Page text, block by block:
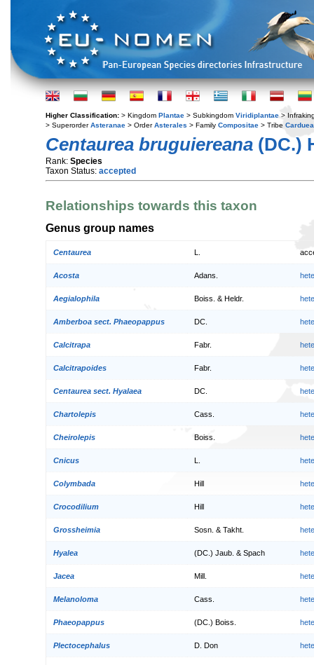
Higher Classification: > Kingdom Plantae > Subkingdom Viridiplantae >
> SuperorderAsteranae > OrderAsterales > Family Compositae > Tribe
Centaurea bruguiereana (DC.)
Rank: Species
Taxon Status: accepted
Relationships towards this taxon
Genus group names
Centaurea
Acosta Adans.
Aegialophila Boiss. & Heldr.
Amberboa sect. Phaeopappus DC.
Calcitrapa Fabr.
Calcitrapoides Fabr.
Centaurea sect. Hyalaea DC.
Chartolepis Cass.
Cheirolepis Boiss.
Cnicus
Colymbada Hill
Crocodilium Hill
Grossheimia Sosn. & Takht.
Hyalea (DC.) Jaub. & Spach
Jacea Mill.
Melanoloma Cass.
Phaeopappus (DC.) Boiss.
Plectocephalus D. Don